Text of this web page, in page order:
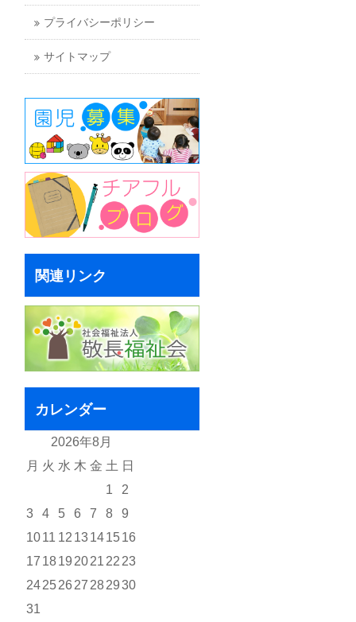
プライバシーポリシー
サイトマップ
関連リンク
カレンダー
2026年8月
月 火 水 木 金 土 日
1
2
3
4 5 6 7 8
9
1011 12 13141516
17 1819 2021 22 23
242526 27 282930
31